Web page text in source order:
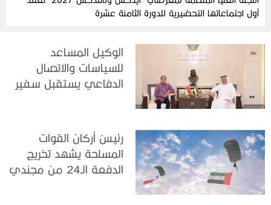
أول اجتماعاتها التحضيرية للدورة الثامنة عشرة
الوكيل المساعد
للسياسات والاتصال
الدفاعي يستقبل سفير
رئيسُ أركان القوات
المسلحة يشهد تخريج
الدفعة الـ24 من مجندي